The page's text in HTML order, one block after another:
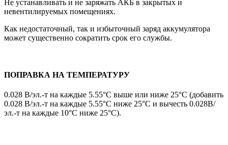
Не устанавливать и не заряжать АКБ в закрытых и
невентилируемых помещениях.
Как недостаточный, так и избыточный заряд аккумулятора
может существенно сократить срок его службы.
ПОПРАВКА НА ТЕМПЕРАТУРУ
0.028 В/эл.-т на каждые 5.55°C выше или ниже 25°C (добавить
0.028 В/эл.-т на каждые 5.55°C ниже 25°C и вычесть 0.028В/
эл.-т на каждые 10°C ниже 25°C).